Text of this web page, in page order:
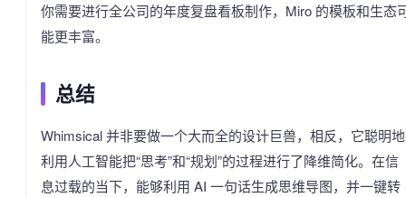
你需要进行全公司的年度复盘看板制作，Miro 的模板和生态
能更丰富。
总结
Whimsical 并非要做一个大而全的设计巨兽，相反，它聪明地
利用人工智能把“思考”和“规划”的过程进行了降维简化。在信
息过载的当下，能够利用 AI 一句话生成思维导图，并一键转